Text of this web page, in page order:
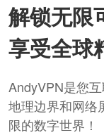
解锁无限
享受全球
AndyVPN是您
地理边界和网络
限的数字世界！